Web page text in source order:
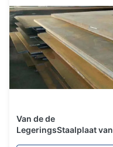
Van de de
LegeringsStaalplaat van